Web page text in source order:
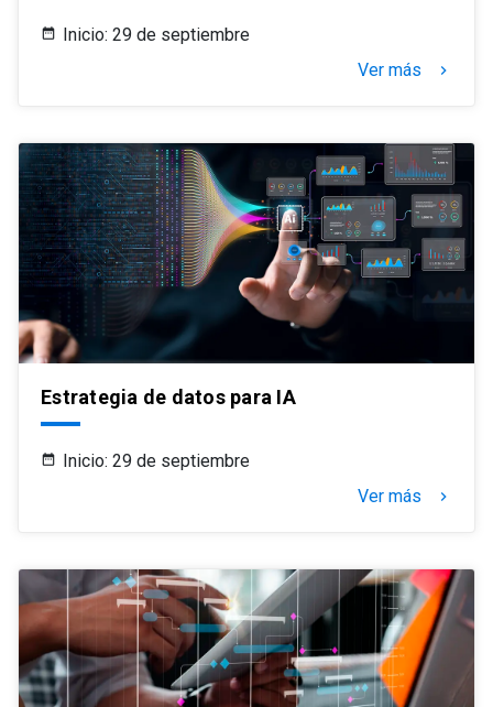
Inicio: 29 de septiembre
Ver más
keyboard_arrow_right
Estrategia de datos para IA
Inicio: 29 de septiembre
Ver más
keyboard_arrow_right